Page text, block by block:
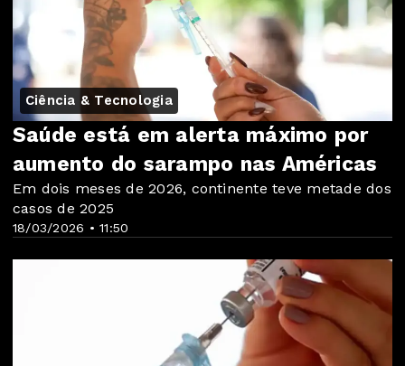
Ciência & Tecnologia
18/03/2026 • 11:50
Saúde está em alerta máximo por
aumento do sarampo nas Américas
Em dois meses de 2026, continente teve metade dos
casos de 2025